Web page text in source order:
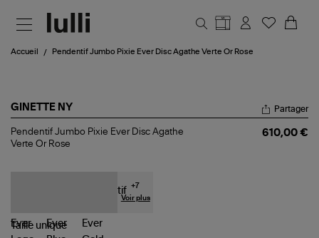
Accueil Pendentif Jumbo Pixie Ever Disc Agathe Verte Or Rose
GINETTE NY
Pendentif
Jumbo
Rose
Partager
Pendentif Jumbo Pixie Ever Disc Agathe
Verte Or Rose
610,00 €
+7
Voir plus
Taille unique